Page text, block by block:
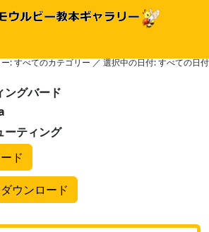
: すべてのカテゴリー ／ 選択中の日付: すべての日付
ングバード
ーティング
ド
ウンロード